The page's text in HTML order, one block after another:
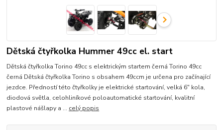
Dětská čtyřkolka Hummer 49cc el. start
Dětská čtyřkolka Torino 49cc s elektrickým startem černá Torino 49cc
černá Dětská čtyřkolka Torino s obsahem 49ccm je určena pro začínající
jezdce. Předností této čtyřkolky je elektrické startování, velká 6" kola,
diodová světla, celohliníkové poloautomatické startování, kvalitní
plastové nášlapy a ... celý popis